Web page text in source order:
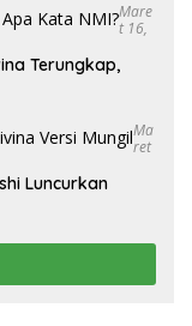
Mare
T 16,
Terungkap,
Ma
Ret
Luncurkan